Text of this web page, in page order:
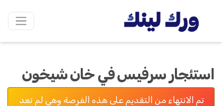
استئجار سرفيس في خان شيخون
تم الانتهاء من التقديم على هذه الفرصة وهي لم تعد